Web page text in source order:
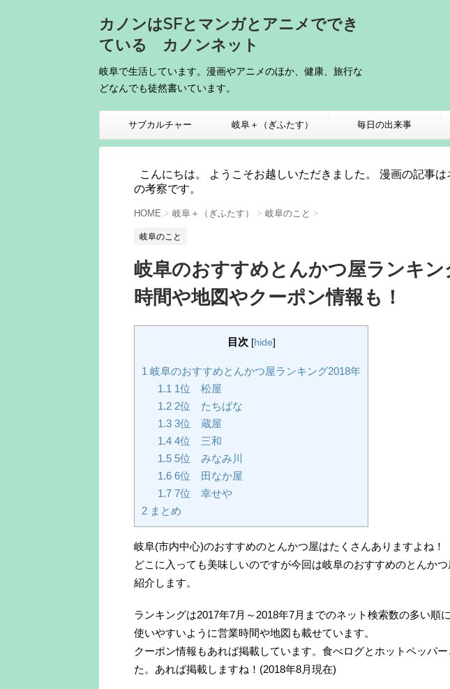
カノンはSFとマンガとアニメででき
ている カノンネット
岐阜で生活しています。漫画やアニメのほか、健康、旅行な
どなんでも徒然書いています。
サブカルチャー 岐阜＋（ぎふたす） 毎日の出来事
こんにちは。 ようこそお越しいただきました。 漫画の記事
の考察です。
HOME > 岐阜＋（ぎふたす） > 岐阜のこと >
岐阜のこと
岐阜のおすすめとんかつ屋ランキン
時間や地図やクーポン情報も！
目次 [hide]
1 岐阜のおすすめとんかつ屋ランキング2018年
1.1 1位 松屋
1.22位 たちばな
1.33位 蔵屋
1.44位 三和
1.55位 みなみ川
1.66位 田なか屋
1.77位 幸せや
2 まとめ
岐阜(市内中心)のおすすめのとんかつ屋はたくさんありますよね！
どこに入っても美味しいのですが今回は岐阜のおすすめのとんか
紹介します。
ランキングは2017年7月～2018年7月までのネット検索数の多い順
使いやすいように営業時間や地図も載せています。
クーポン情報もあれば掲載しています。食べログとホットペッパ
た。あれば掲載しますね！(2018年8月現在)